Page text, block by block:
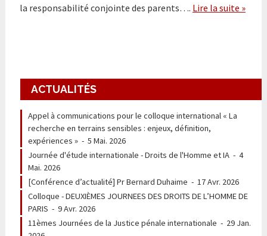
la responsabilité conjointe des parents…. Lire la suite »
ACTUALITÉS
Appel à communications pour le colloque international « La
recherche en terrains sensibles : enjeux, définition,
expériences »- 5 Mai. 2026
Journée d'étude internationale - Droits de l'Homme et IA- 4
Mai. 2026
[Conférence d’actualité] Pr Bernard Duhaime - 17 Avr. 2026
Colloque - DEUXIÈMES JOURNEES DES DROITS DE L’HOMME DE
PARIS - 9 Avr. 2026
11èmes Journées de la Justice pénale internationale - 29 Jan.